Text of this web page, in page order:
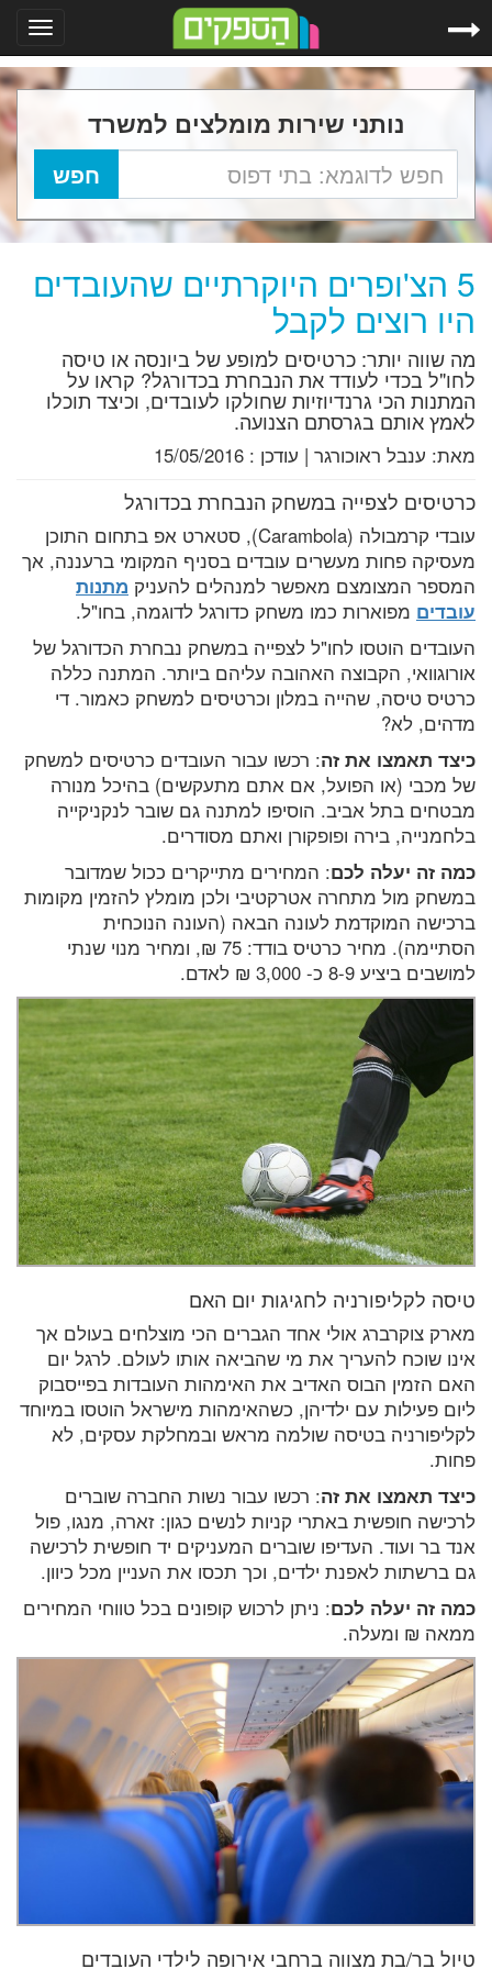
נותני שירות מומלצים למשרד
5 הצ'ופרים היוקרתיים שהעובדים
היו רוצים לקבל
מה שווה יותר: כרטיסים למופע של ביונסה או טיסה
לחו"ל בכדי לעודד את הנבחרת בכדורגל? קראו על
המתנות הכי גרנדיוזיות שחולקו לעובדים, וכיצד תוכלו
לאמץ אותם בגרסתם הצנועה.
מאת: ענבל ראוכורגר | עודכן : 15/05/2016
כרטיסים לצפייה במשחק הנבחרת בכדורגל
עובדי קרמבולה (Carambola), סטארט אפ בתחום התוכן
מעסיקה פחות מעשרים עובדים בסניף המקומי ברעננה, אך
המספר המצומצם מאפשר למנהלים להעניק מתנות
עובדים מפוארות כמו משחק כדורגל לדוגמה, בחו"ל.
העובדים הוטסו לחו"ל לצפייה במשחק נבחרת הכדורגל של
אורוגוואי, הקבוצה האהובה עליהם ביותר. המתנה כללה
כרטיס טיסה, שהייה במלון וכרטיסים למשחק כאמור. די
מדהים, לא?
כיצד תאמצו את זה: רכשו עבור העובדים כרטיסים למשחק
של מכבי (או הפועל, אם אתם מתעקשים) בהיכל מנורה
מבטחים בתל אביב. הוסיפו למתנה גם שובר לנקניקייה
בלחמנייה, בירה ופופקורן ואתם מסודרים.
כמה זה יעלה לכם: המחירים מתייקרים ככול שמדובר
במשחק מול מתחרה אטרקטיבי ולכן מומלץ להזמין מקומות
ברכישה המוקדמת לעונה הבאה (העונה הנוכחית
הסתיימה). מחיר כרטיס בודד: 75 ₪, ומחיר מנוי שנתי
למושבים ביציע 8-9 כ- 3,000 ₪ לאדם.
טיסה לקליפורניה לחגיגות יום האם
מארק צוקרברג אולי אחד הגברים הכי מוצלחים בעולם אך
אינו שוכח להעריך את מי שהביאה אותו לעולם. לרגל יום
האם הזמין הבוס האדיב את האימהות העובדות בפייסבוק
ליום פעילות עם ילדיהן, כשהאימהות מישראל הוטסו במיוחד
לקליפורניה בטיסה שולמה מראש ובמחלקת עסקים, לא
פחות.
כיצד תאמצו את זה: רכשו עבור נשות החברה שוברים
לרכישה חופשית באתרי קניות לנשים כגון: זארה, מנגו, פול
אנד בר ועוד. העדיפו שוברים המעניקים יד חופשית לרכישה
גם ברשתות לאפנת ילדים, וכך תכסו את העניין מכל כיוון.
כמה זה יעלה לכם: ניתן לרכוש קופונים בכל טווחי המחירים
ממאה ₪ ומעלה.
טיול בר/בת מצווה ברחבי אירופה לילדי העובדים